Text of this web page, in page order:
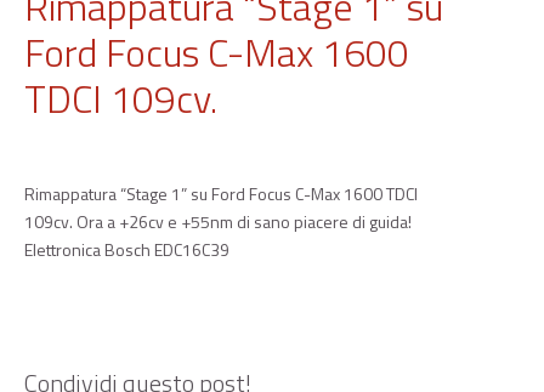
Ford Focus C-Max 1600
TDCI 109cv.
Rimappatura “Stage 1” su Ford Focus C-Max 1600 TDCI
109cv. Ora a +26cv e +55nm di sano piacere di guida!
Elettronica Bosch EDC16C39
Condividi questo post!